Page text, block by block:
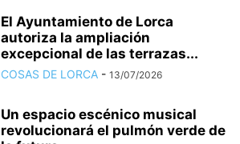
El Ayuntamiento de Lorca
autoriza la ampliación
excepcional de las terrazas...
COSAS DE LORCA - 13/07/2026
Un espacio escénico musical
revolucionará el pulmón verde de